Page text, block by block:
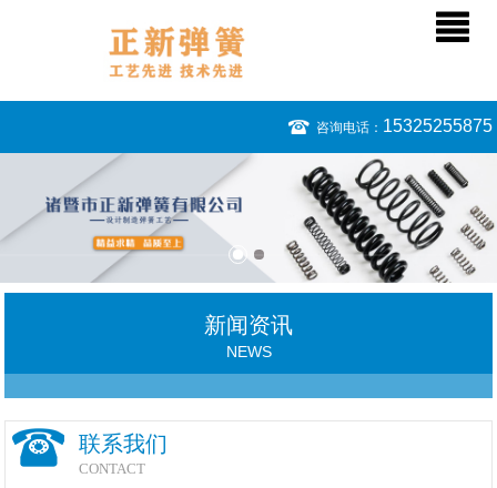
咨询电话： 15325255875
新闻资讯
NEWS
联系我们
CONTACT